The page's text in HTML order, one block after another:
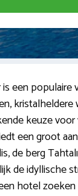
een populaire
kristalheldere
keuze voor
een groot
de berg
de idyllische
hotel